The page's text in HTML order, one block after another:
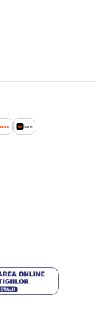
arată diferit
să ofere:
fine;
(sRGB,
de proiecte.
pentru
sau